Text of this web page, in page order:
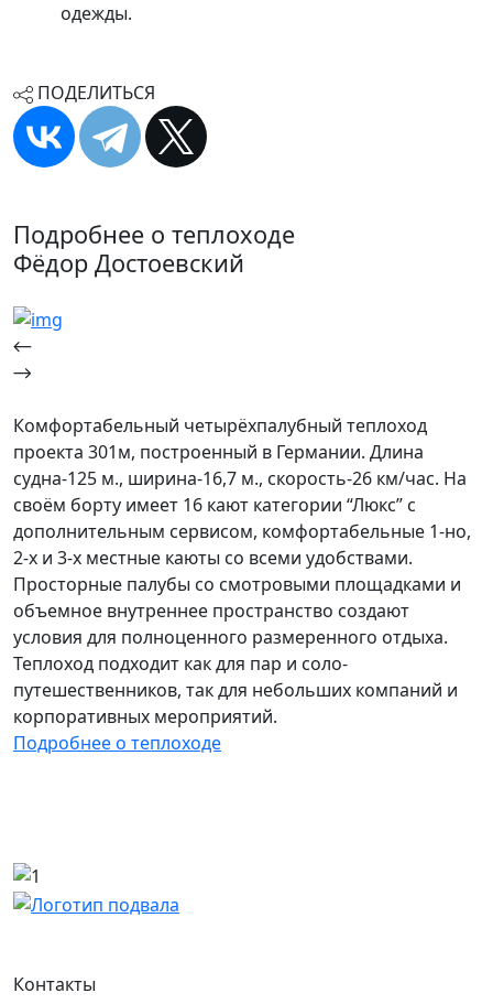
одежды.
ПОДЕЛИТЬСЯ
Подробнее о теплоходе
Фёдор Достоевский
Комфортабельный четырёхпалубный теплоход
проекта 301м, построенный в Германии. Длина
судна-125 м., ширина-16,7 м., скорость-26 км/час. На
своём борту имеет 16 кают категории “Люкс” с
дополнительным сервисом, комфортабельные 1-но,
2-х и 3-х местные каюты со всеми удобствами.
Просторные палубы со смотровыми площадками и
объемное внутреннее пространство создают
условия для полноценного размеренного отдыха.
Теплоход подходит как для пар и соло-
путешественников, так для небольших компаний и
корпоративных мероприятий.
Подробнее о теплоходе
Контакты